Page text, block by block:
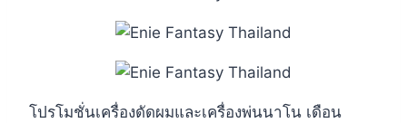
โปรโมชั่นเครื่องดัดผมและเครื่องพ่นนาโน เดือน